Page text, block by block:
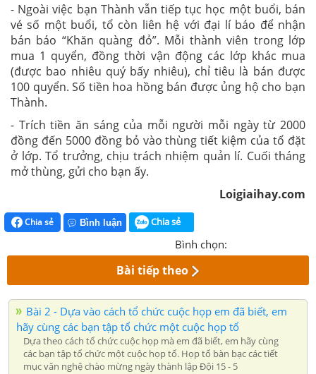
- Ngoài việc bạn Thành vẫn tiếp tục học một buổi, bán
vé số một buổi, tổ còn liên hệ với đại lí báo để nhận
bán báo “Khăn quàng đỏ”. Mỗi thành viên trong lớp
mua 1 quyển, đồng thời vận động các lớp khác mua
(được bao nhiêu quý bấy nhiêu), chỉ tiêu là bán được
100 quyển. Số tiền hoa hồng bán được ủng hộ cho bạn
Thành.
- Trích tiền ăn sáng của mỗi người mỗi ngày từ 2000
đồng đến 5000 đồng bỏ vào thùng tiết kiệm của tổ đặt
ở lớp. Tổ trưởng, chịu trách nhiệm quản lí. Cuối tháng
mở thùng, gửi cho bạn ấy.
Loigiaihay.com
Chia sẻ Bình luận Chia sẻ
Bình chọn:
Bài tiếp theo
Bài 2 - Dựa vào cách tổ chức cuộc họp em đã biết, em
hãy cùng các bạn tập tổ chức một cuộc họp tổ
Dựa theo cách tổ chức cuộc họp mà em đã biết, em hãy cùng
các bạn tập tổ chức một cuộc họp tổ. Họp tổ bàn bạc các tiết
mục văn nghệ chào mừng ngày thành lập Đội 15 - 5